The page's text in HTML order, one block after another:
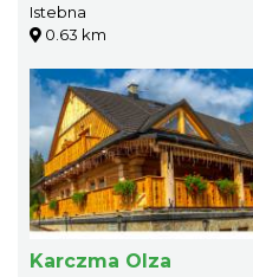
Istebna
0.63 km
Karczma Olza